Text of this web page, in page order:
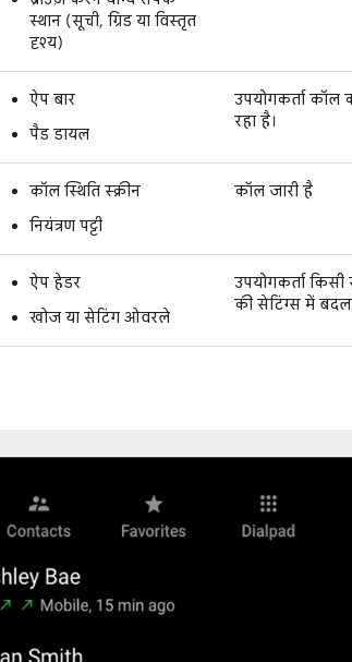
स्थान (सूची, ग्रिड या विस्तृत
दृश्य)
ऐप बार
पैड डायल
उपयोगकर्ता
रहा है।
कॉल स्थिति स्क्रीन
नियंत्रण पट्टी
कॉल जारी है
ऐप हेडर
खोज या सेटिंग ओवरले
उपयोगकर्ता
की सेटिंग्स में